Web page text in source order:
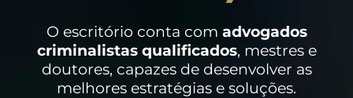
O escritório conta com advogados
criminalistasqualificados, mestres e
doutores, capazes de desenvolver as
melhores estratégias e soluções.